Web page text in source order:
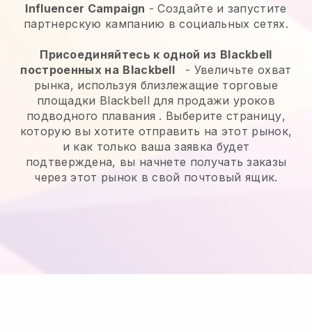
Influencer Campaign - Создайте и запустите
партнерскую кампанию в социальных сетях.
Присоединяйтесь к одной из Blackbell
построенных на Blackbell - Увеличьте охват
рынка, используя близлежащие торговые
площадки Blackbell для продажи уроков
подводного плавания . Выберите страницу,
которую вы хотите отправить на этот рынок,
и как только ваша заявка будет
подтверждена, вы начнете получать заказы
через этот рынок в свой почтовый ящик.